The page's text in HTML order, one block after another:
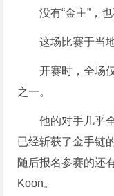
没有“金主”，
这场比赛于当
开赛时，全场
之一。
他的对手几乎
已经斩获了金手链
随后报名参赛的还
Koon。